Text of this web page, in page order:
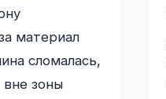
материал
сломалась,
вне зоны